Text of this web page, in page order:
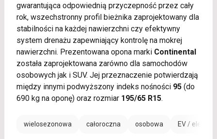
gwarantująca odpowiednią przyczepność przez cały
rok, wszechstronny profil bieżnika zaprojektowany dla
stabilności na każdej nawierzchni czy efektywny
system drenażu zapewniający kontrolę na mokrej
nawierzchni. Prezentowana opona marki Continental
została zaprojektowana zarówno dla samochodów
osobowych jak i SUV. Jej przeznaczenie potwierdzają
między innymi podwyższony indeks nośności 95(do
690 kg na oponę) oraz rozmiar 195/65 R15.
wielosezonowa całoroczna osobowa EV / electric